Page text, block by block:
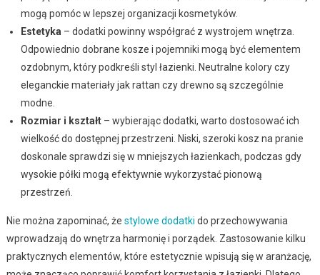
mogą pomóc w lepszej organizacji kosmetyków.
Estetyka – dodatki powinny współgrać z wystrojem wnętrza.
Odpowiednio dobrane kosze i pojemniki mogą być elementem
ozdobnym, który podkreśli styl łazienki. Neutralne kolory czy
eleganckie materiały jak rattan czy drewno są szczególnie
modne.
Rozmiar i kształt– wybierając dodatki, warto dostosować ich
wielkość do dostępnej przestrzeni. Niski, szeroki kosz na pranie
doskonale sprawdzi się w mniejszych łazienkach, podczas gdy
wysokie półki mogą efektywnie wykorzystać pionową
przestrzeń.
Nie można zapominać, że stylowe dodatki do przechowywania
wprowadzają do wnętrza harmonię i porządek. Zastosowanie kilku
praktycznych elementów, które estetycznie wpisują się w aranżację,